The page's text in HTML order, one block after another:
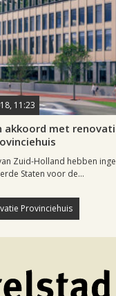
11:23
akkoord met
Zuid-Holland hebben
Staten voor de...
Provinciehuis